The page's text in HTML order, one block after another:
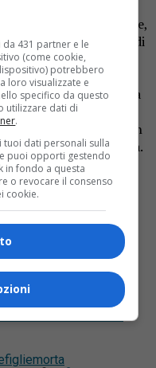
24 luglio. Le figlie,
notizie sullo stato di
domenica dopo la
Hanno
con i medici ma
anti-Covid, alla
messa in contatto con
venuta a galla la verità.
TUO GIORNALE
seguendoci su Google
Oggi Borgosesia
figliemorta
431 partner e le
(come cookie,
potrebbero
loro visualizzate e
specifico da questo
utilizzare dati di
.
dati personali sulla
puoi opporti gestendo
in fondo a questa
o revocare il consenso
cookie.